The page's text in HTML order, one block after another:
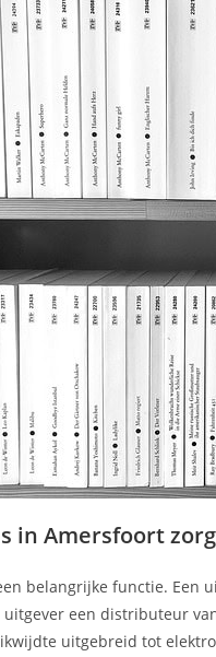
in Amersfoort
belangrijke functie.
een distributeur
uitgebreid tot